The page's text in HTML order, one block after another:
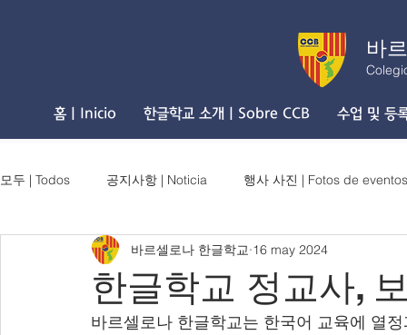
바
홈 | Inicio 한글학교 소개 | Sobre CCB 수업 및 등
모두 | Todos 공지사항 | Noticia 행사 사진 | Fotos de eventos
한글학교 정교사,
바르셀로나 한글학교 16 may 2024
바르셀로나 한글학교는 한국어 교육에 열